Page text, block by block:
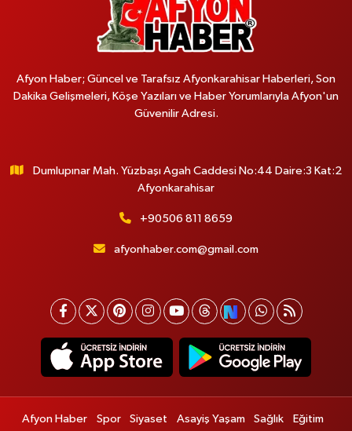
Afyon Haber; Güncel ve Tarafsız Afyonkarahisar Haberleri, Son
Dakika Gelişmeleri, Köşe Yazıları ve Haber Yorumlarıyla Afyon'un
Güvenilir Adresi.
Dumlupınar Mah. Yüzbaşı Agah Caddesi No:44 Daire:3 Kat:2
Afyonkarahisar
+90506 811 8659
afyonhaber.com@gmail.com
Afyon Haber Spor Siyaset Asayiş Yaşam Sağlık
Eğitim